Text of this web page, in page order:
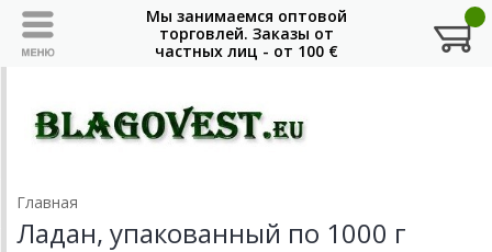
Главная
Ладан, упакованный по 1000 г